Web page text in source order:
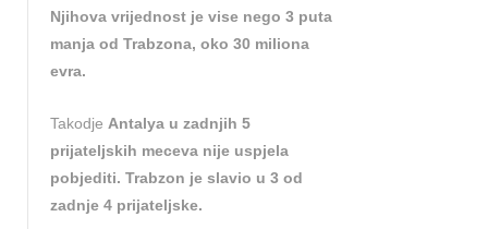
Njihova vrijednost je vise nego 3 puta
manja od Trabzona, oko 30 miliona
evra.
Takodje Antalya u zadnjih 5
prijateljskih meceva nije uspjela
pobjediti. Trabzon je slavio u 3 od
zadnje 4 prijateljske.